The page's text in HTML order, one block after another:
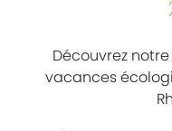
Découvrez
vacances